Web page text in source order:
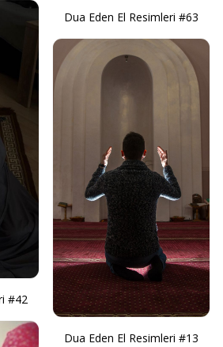
#42
Dua Eden El Resimleri #63
Dua Eden El Resimleri #13